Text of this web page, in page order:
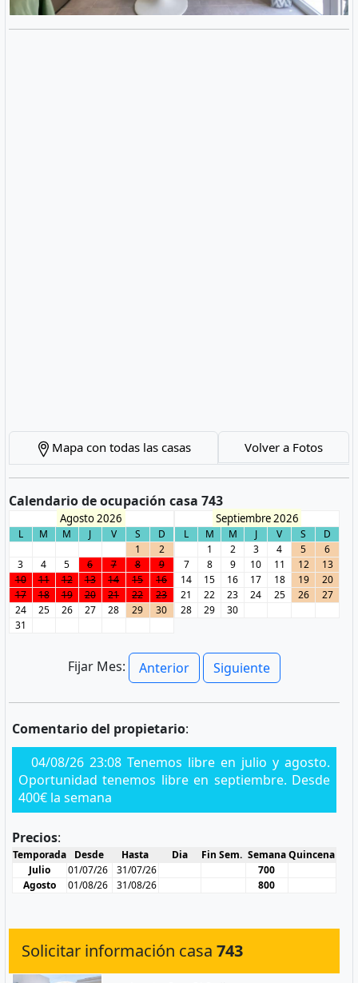
Mapa con todas las casas Volver a Fotos
Calendario de ocupación casa 743
Agosto 2026
L M M J V S
D
1
2
3
4 5 6 7 8
9
10
11 12 13 14 15
16
17
18 19 20 21 22
23
24
25 26 27 28 29
30
31
Septiembre 2026
L M M J V S
D
1
2 3 4 5
6
7
8 9 10 11 12
13
14
15 16 17 18 19
20
21
22 23 24 25 26
27
28
29 30
Fijar Mes: Anterior Siguiente
Comentario del propietario:
04/08/26 23:08 Tenemos libre en julio y agosto.
Oportunidad tenemos libre en septiembre. Desde
400€ la semana
Precios:
Temporada Desde Hasta Dia Fin Sem. Semana Quincena
Julio
01/07/26 31/07/26
700
Agosto
01/08/26 31/08/26 800
Solicitar información casa 743